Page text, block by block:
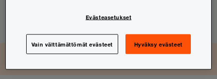
LinkedIn
Instagram
Facebook
TikTokYouTube
Evästeasetukset
Vain välttämättömät evästeet Hyväksy evästeet